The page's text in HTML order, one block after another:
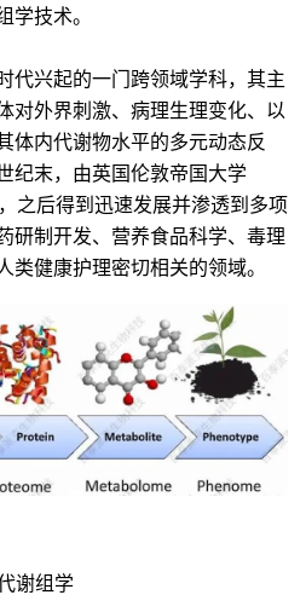
学技术。
代兴起的一门跨领域学科，其主
对外界刺激、病理生理变化、以
体内代谢物水平的多元动态反
纪末，由英国伦敦帝国大学
之后得到迅速发展并渗透到多项
研制开发、营养食品科学、毒理
类健康护理密切相关的领域。
谢组学